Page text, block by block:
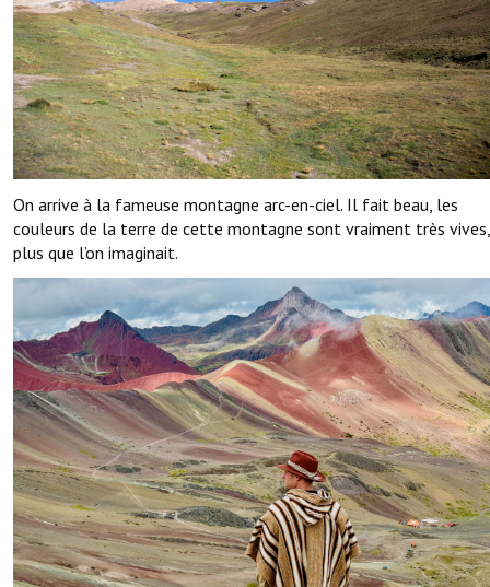
On arrive à la fameuse montagne arc-en-ciel. Il fait beau, les
couleurs de la terre de cette montagne sont vraiment très vives,
plus que l’on imaginait.